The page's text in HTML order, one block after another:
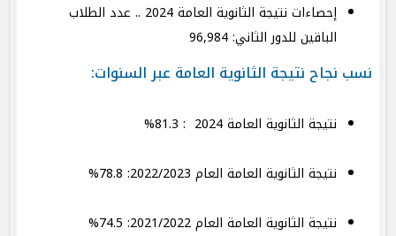
إحصاءات نتيجة الثانوية العامة 2024 .. عدد الطلاب
الباقين للدور الثاني: 96,984
نسب نجاح نتيجة الثانوية العامة عبر السنوات:
نتيجة الثانوية العامة 2024 : 81.3%
نتيجة الثانوية العامة العام 2022/2023: 78.8%
نتيجة الثانوية العامة العام 2021/2022: 74.5%